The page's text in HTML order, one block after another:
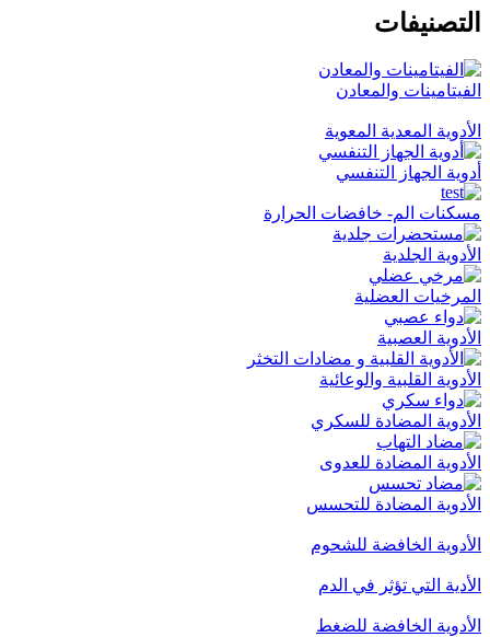
التصنيفات
الفيتامينات والمعادن
الأدوية المعدية المعوية
أدوية الجهاز التنفسي
مسكنات الم- خافضات الحرارة
الأدوية الجلدية
المرخيات العضلية
الأدوية العصبية
الأدوية القلبية والوعائية
الأدوية المضادة للسكري
الأدوية المضادة للعدوى
الأدوية المضادة للتحسس
الأدوية الخافضة للشحوم
الأدية التي تؤثر في الدم
الأدوية الخافضة للضغط